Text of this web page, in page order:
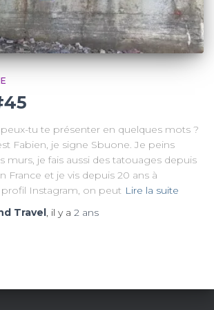
tu te présenter en quelques mots ?
Fabien, je signe Sbuone. Je peins
murs, je fais aussi des tatouages depuis
France et je vis depuis 20 ans à
Instagram, on peut Lire la suite
Travel, il y a 2 ans